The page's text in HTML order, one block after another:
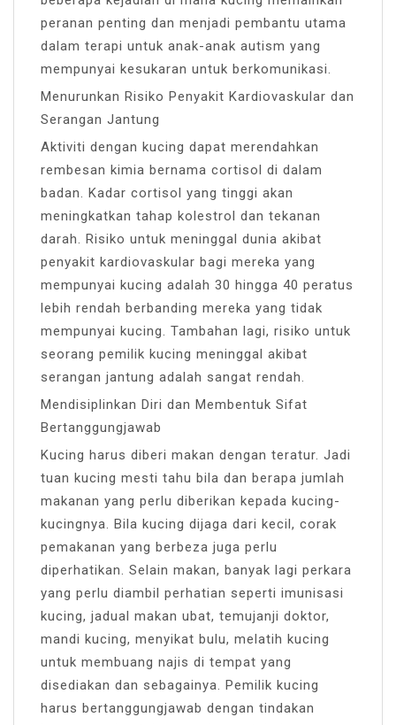
peranan penting dan menjadi pembantu utama
dalam terapi untuk anak-anak autism yang
mempunyai kesukaran untuk berkomunikasi.
Menurunkan Risiko Penyakit Kardiovaskular dan
Serangan Jantung
Aktiviti dengan kucing dapat merendahkan
rembesan kimia bernama cortisol di dalam
badan. Kadar cortisol yang tinggi akan
meningkatkan tahap kolestrol dan tekanan
darah. Risiko untuk meninggal dunia akibat
penyakit kardiovaskular bagi mereka yang
mempunyai kucing adalah 30 hingga 40 peratus
lebih rendah berbanding mereka yang tidak
mempunyai kucing. Tambahan lagi, risiko untuk
seorang pemilik kucing meninggal akibat
serangan jantung adalah sangat rendah.
Mendisiplinkan Diri dan Membentuk Sifat
Bertanggungjawab
Kucing harus diberi makan dengan teratur. Jadi
tuan kucing mesti tahu bila dan berapa jumlah
makanan yang perlu diberikan kepada kucing-
kucingnya. Bila kucing dijaga dari kecil, corak
pemakanan yang berbeza juga perlu
diperhatikan. Selain makan, banyak lagi perkara
yang perlu diambil perhatian seperti imunisasi
kucing, jadual makan ubat, temujanji doktor,
mandi kucing, menyikat bulu, melatih kucing
untuk membuang najis di tempat yang
disediakan dan sebagainya. Pemilik kucing
harus bertanggungjawab dengan tindakan